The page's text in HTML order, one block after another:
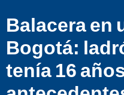
Balacera en
Bogotá:
tenía 16